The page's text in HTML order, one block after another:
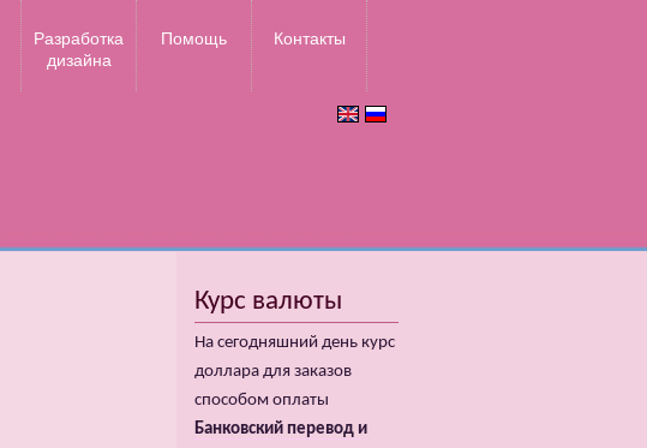
Разработка
дизайна
Помощь Контакты
Курс валюты
На сегодняшний день курс
доллара для заказов
способом оплаты
Банковский перевод и